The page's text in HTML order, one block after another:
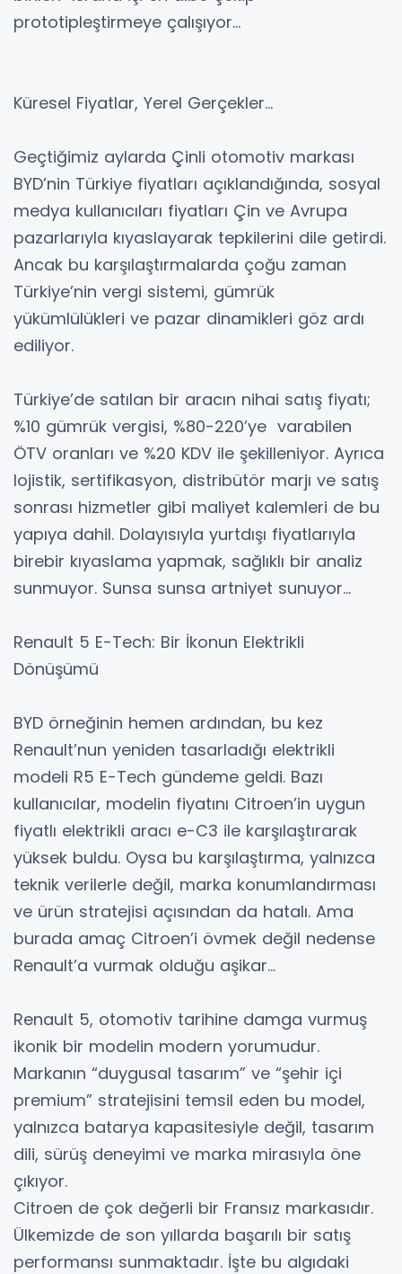
prototipleştirmeye çalışıyor…
Küresel Fiyatlar, Yerel Gerçekler…
Geçtiğimiz aylarda Çinli otomotiv markası
BYD’nin Türkiye fiyatları açıklandığında, sosyal
medya kullanıcıları fiyatları Çin ve Avrupa
pazarlarıyla kıyaslayarak tepkilerini dile getirdi.
Ancak bu karşılaştırmalarda çoğu zaman
Türkiye’nin vergi sistemi, gümrük
yükümlülükleri ve pazar dinamikleri göz ardı
ediliyor.
Türkiye’de satılan bir aracın nihai satış fiyatı;
%10 gümrük vergisi, %80-220’ye varabilen
ÖTV oranları ve %20 KDV ile şekilleniyor. Ayrıca
lojistik, sertifikasyon, distribütör marjı ve satış
sonrası hizmetler gibi maliyet kalemleri de bu
yapıya dahil. Dolayısıyla yurtdışı fiyatlarıyla
birebir kıyaslama yapmak, sağlıklı bir analiz
sunmuyor. Sunsa sunsa artniyet sunuyor…
Renault 5 E-Tech: Bir İkonun Elektrikli
Dönüşümü
BYD örneğinin hemen ardından, bu kez
Renault’nun yeniden tasarladığı elektrikli
modeli R5 E-Tech gündeme geldi. Bazı
kullanıcılar, modelin fiyatını Citroen’in uygun
fiyatlı elektrikli aracı e-C3 ile karşılaştırarak
yüksek buldu. Oysa bu karşılaştırma, yalnızca
teknik verilerle değil, marka konumlandırması
ve ürün stratejisi açısından da hatalı. Ama
burada amaç Citroen’i övmek değil nedense
Renault’a vurmak olduğu aşikar…
Renault 5, otomotiv tarihine damga vurmuş
ikonik bir modelin modern yorumudur.
Markanın “duygusal tasarım” ve “şehir içi
premium” stratejisini temsil eden bu model,
yalnızca batarya kapasitesiyle değil, tasarım
dili, sürüş deneyimi ve marka mirasıyla öne
çıkıyor.
Citroen de çok değerli bir Fransız markasıdır.
Ülkemizde de son yıllarda başarılı bir satış
performansı sunmaktadır. İşte bu algıdaki